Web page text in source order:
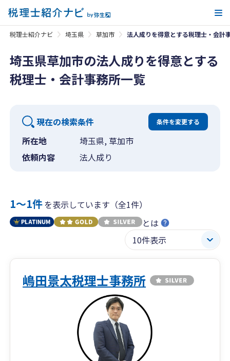
税理士紹介ナビ 埼玉県 草加市 法人成りを得意とする税理士・会計
埼玉県草加市の法人成りを得意とする
税理士・会計事務所一覧
現在の検索条件 条件を変更する
所在地
埼玉県, 草加市
依頼内容
法人成り
1〜1件を表示しています（全1件）
とは
嶋田景太税理士事務所